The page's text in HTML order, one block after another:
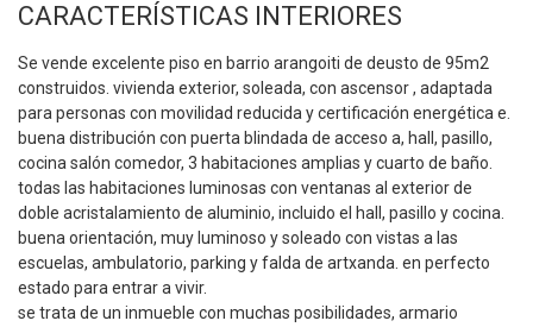
CARACTERÍSTICAS INTERIORES
Se vende excelente piso en barrio arangoiti de deusto de 95m2
construidos. vivienda exterior, soleada, con ascensor , adaptada
para personas con movilidad reducida y certificación energética e.
buena distribución con puerta blindada de acceso a, hall, pasillo,
cocina salón comedor, 3 habitaciones amplias y cuarto de baño.
todas las habitaciones luminosas con ventanas al exterior de
doble acristalamiento de aluminio, incluido el hall, pasillo y cocina.
buena orientación, muy luminoso y soleado con vistas a las
escuelas, ambulatorio, parking y falda de artxanda. en perfecto
estado para entrar a vivir.
se trata de un inmueble con muchas posibilidades, armario